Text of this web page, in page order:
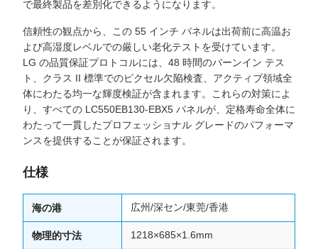
で最終製品を差別化できるようになります。
信頼性の観点から、この 55 インチ パネルは出荷前に高温お
よび高湿度レベルでの厳しい老化テストを受けています。
LG の品質保証プロトコルには、48 時間のバーンイン テス
ト、クラス II 標準でのピクセル欠陥検査、アクティブ領域全
体にわたる均一な輝度検証が含まれます。これらの対策によ
り、すべての LC550EB130-EBX5 パネルが、定格寿命全体に
わたって一貫したプロフェッショナル グレードのパフォーマ
ンスを提供することが保証されます。
仕様
海の港 広州/深セン/東莞/香港
物理的寸法 1218×685×1.6mm